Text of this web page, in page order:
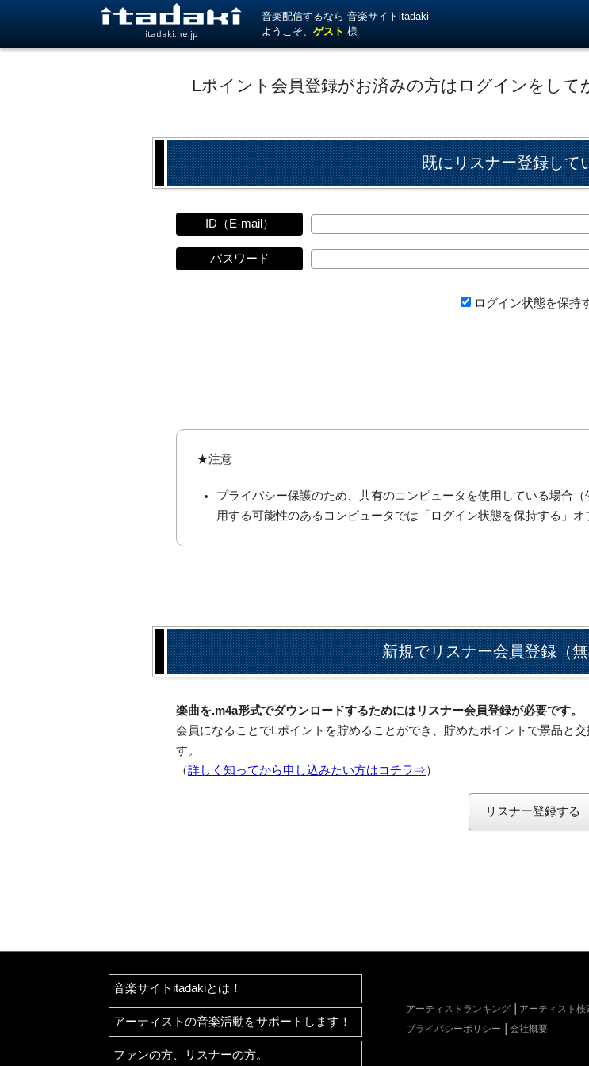
itadaki.ne.jp
音楽配信するなら 音楽サイトitadaki
ようこそ、ゲスト 様
Lポイント会員登録がお済みの方はログインをして
既にリスナー登録して
ID（E-mail）
パスワード
ログイン状態を保持
★注意
プライバシー保護のため、共有のコンピュータを使用している場合
用する可能性のあるコンピュータでは「ログイン状態を保持する」
新規でリスナー会員登録（
楽曲を.m4a形式でダウンロードするためにはリスナー会員登録が必要です。
会員になることでLポイントを貯めることができ、貯めたポイントで景品と
す。
（詳しく知ってから申し込みたい方はコチラ⇒）
リスナー登録する
音楽サイトitadakiとは！
アーティストの音楽活動をサポートします！
ファンの方、リスナーの方。
アーティストランキング アーティスト検
プライバシーポリシー
会社概要